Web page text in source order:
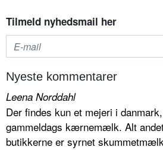
Tilmeld nyhedsmail her
Nyeste kommentarer
Leena Norddahl
Der findes kun et mejeri i
gammeldags kærnemælk. Alt
butikkerne er syrnet